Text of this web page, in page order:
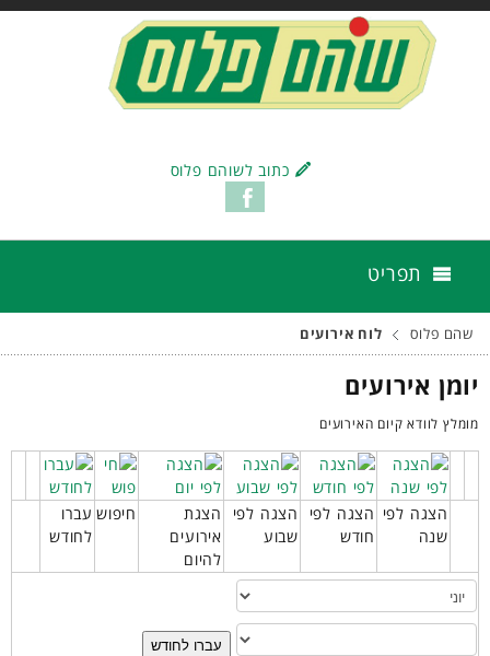
כתוב לשוהם פלוס
תפריט
שהם פלוס לוח אירועים
יומן אירועים
מומלץ לוודא קיום האירועים
הצגה לפי
שנה
הצגה לפי
חודש
הצגה לפי
שבוע
הצגת
אירועים
להיום
חיפוש עברו
לחודש
עברו לחודש